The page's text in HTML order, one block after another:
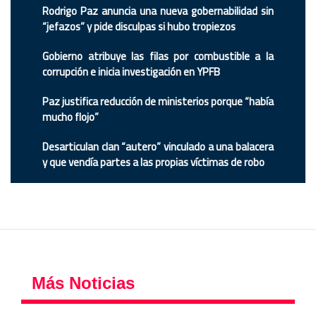
Rodrigo Paz anuncia una nueva gobernabilidad sin
“jefazos” y pide disculpas si hubo tropiezos
Gobierno atribuye las filas por combustible a la
corrupción e inicia investigación en YPFB
Paz justifica reducción de ministerios porque “había
mucho flojo”
Desarticulan clan “autero” vinculado a una balacera
y que vendía partes a las propias víctimas de robo
Más Noticias